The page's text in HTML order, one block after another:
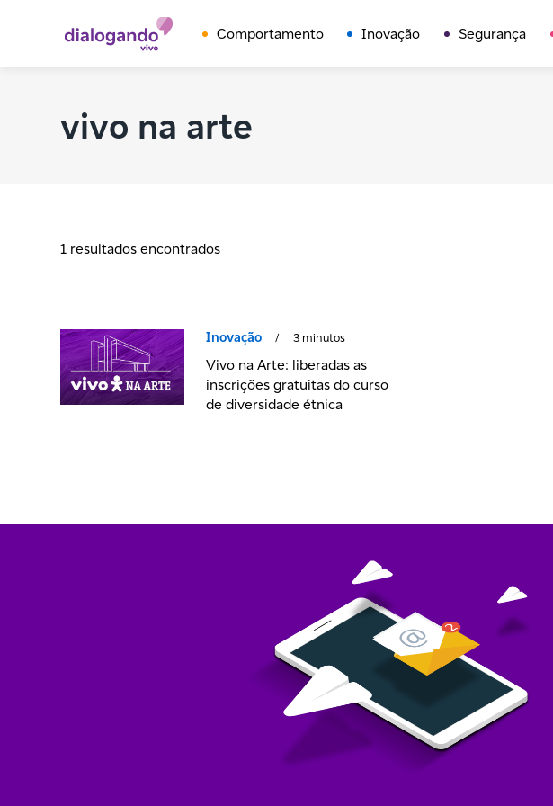
Comportamento Inovação Segurança
vivo na arte
1 resultados encontrados
Inovação / 3 minutos
Vivo na Arte: liberadas as
inscrições gratuitas do curso
de diversidade étnica